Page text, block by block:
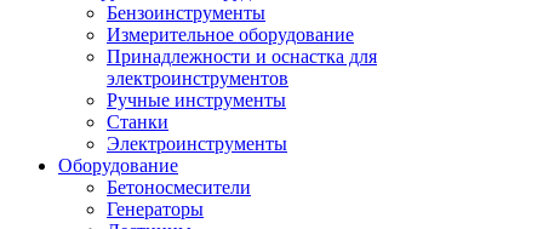
Бензоинструменты
Измерительное оборудование
Принадлежности и оснастка для
электроинструментов
Ручные инструменты
Станки
Электроинструменты
Оборудование
Бетоносмесители
Генераторы